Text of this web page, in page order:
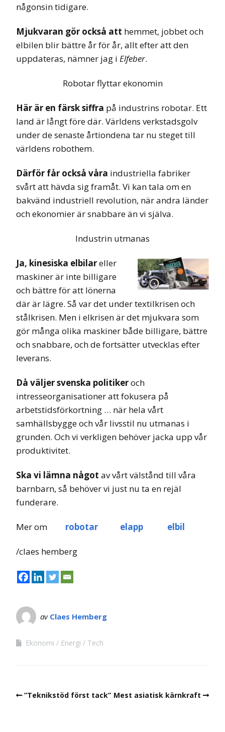
någonsin tidigare.
Mjukvaran gör också att hemmet, jobbet och
elbilen blir bättre år för år, allt efter att den
uppdateras, nämner jag i Elfeber.
Robotar flyttar ekonomin
Här är en färsk siffra på industrins robotar. Ett
land är långt före där. Världens verkstadsgolv
under de senaste årtiondena tar nu steget till
världens robothem.
Därför får också våra industriella fabriker
svårt att hävda sig framåt. Vi kan tala om en
bakvänd industriell revolution, när andra länder
och ekonomier är snabbare än vi själva.
Industrin utmanas
Ja, kinesiska elbilareller
maskiner är inte billigare
och bättre för att lönerna
där är lägre. Så var det under textilkrisen och
stålkrisen. Men i elkrisen är det mjukvara som
gör många olika maskiner både billigare, bättre
och snabbare, och de fortsätter utvecklas efter
leverans.
Då väljer svenska politikeroch
intresseorganisationer att fokusera på
arbetstidsförkortning … när hela vårt
samhällsbygge och vår livsstil nu utmanas i
grunden. Och vi verkligen behöver jacka upp vår
produktivitet.
Ska vi lämna något av vårt välstånd till våra
barnbarn, så behöver vi just nu ta en rejäl
funderare.
Mer om robotar elapp elbil
/claes hemberg
av Claes Hemberg
Ekonomi Energi Tech
”Teknikstöd först tack” Mest asiatisk kärnkraft